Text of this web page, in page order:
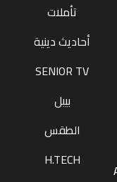
تأملات
أحاديث دينية
SENIOR TV
بيبل
الطقس
H.TECH